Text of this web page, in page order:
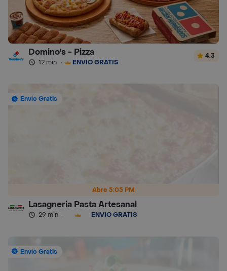
Domino's - Pizza
12 min · ENVÍO GRATIS
4.3
Abre 5:05 PM
Envío Gratis
Lasagneria Pasta Artesanal
29 min · ENVÍO GRATIS
Envío Gratis